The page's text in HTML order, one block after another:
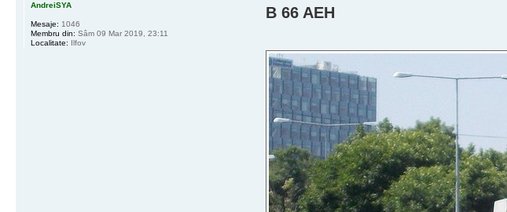
B 66 AEH
AndreiSYA
Mesaje: 1046
Membru din: Sâm 09 Mar 2019, 23:11
Localitate: Ilfov